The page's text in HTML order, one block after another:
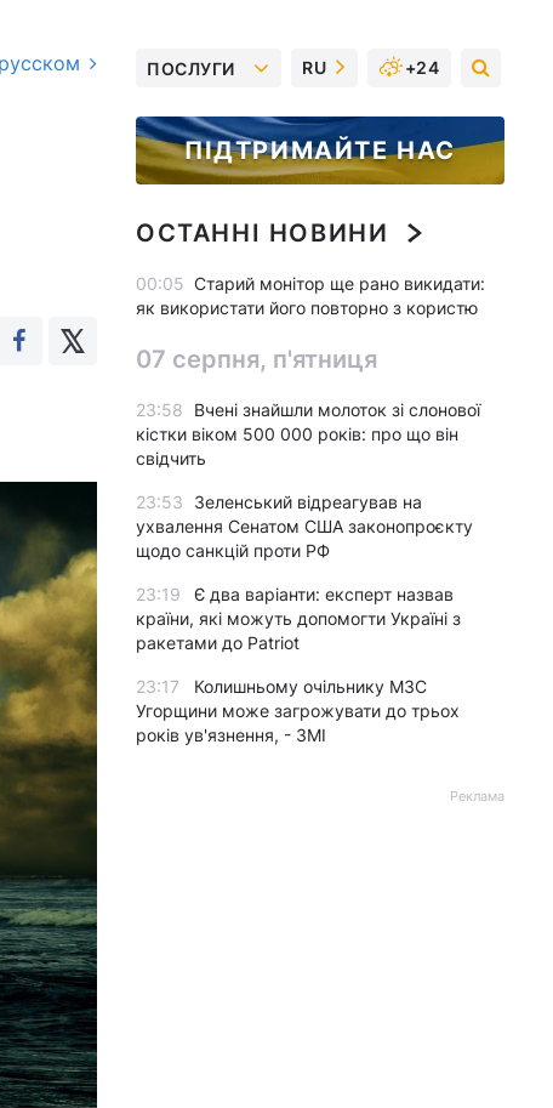
ПОСЛУГИ RU +24
ПІДТРИМАЙТЕ НАС
ОСТАННІ НОВИНИ
00:05 Старий монітор ще рано викидати:
як використати його повторно з користю
07 серпня, п'ятниця
23:58
Вчені знайшли молоток зі слонової
кістки віком 500 000 років: про що він
свідчить
23:53
Зеленський відреагував на
ухвалення Сенатом США законопроєкту
щодо санкцій проти РФ
23:19
Є два варіанти: експерт назвав
країни, які можуть допомогти Україні з
ракетами до Patriot
23:17
Колишньому очільнику МЗС
Угорщини може загрожувати до трьох
років ув'язнення, - ЗМІ
Реклама